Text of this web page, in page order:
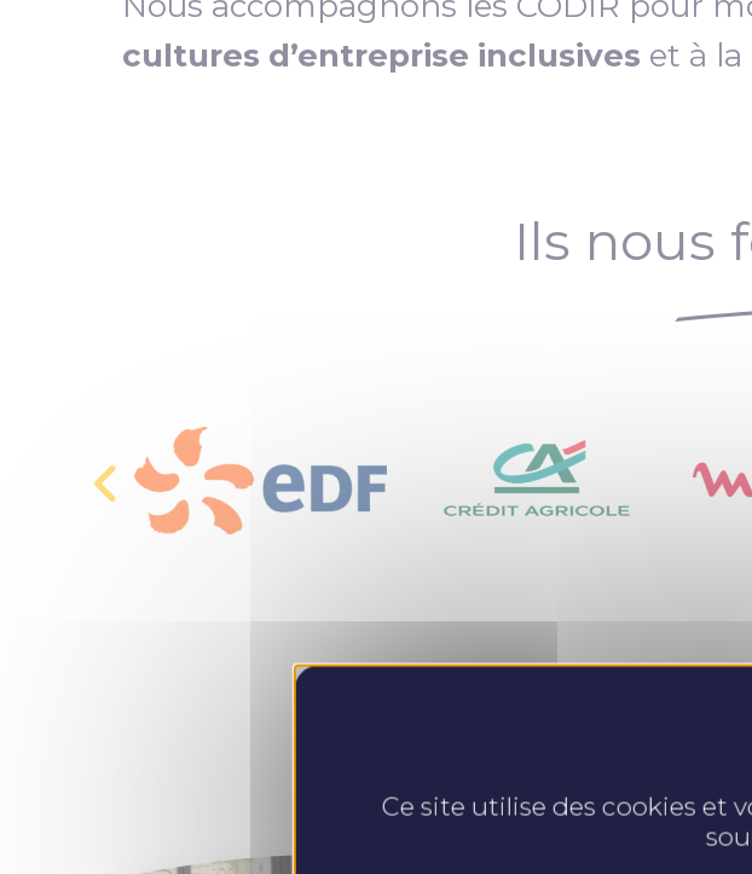
cultures d’entreprise inclusives et à
Ils nous
Nos
Ce site utilise des cookies et